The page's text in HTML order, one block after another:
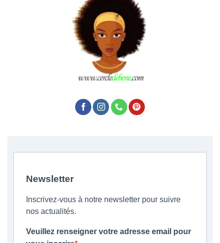
Newsletter
Inscrivez-vous à notre newsletter pour suivre
nos actualités.
Veuillez renseigner votre adresse email pour